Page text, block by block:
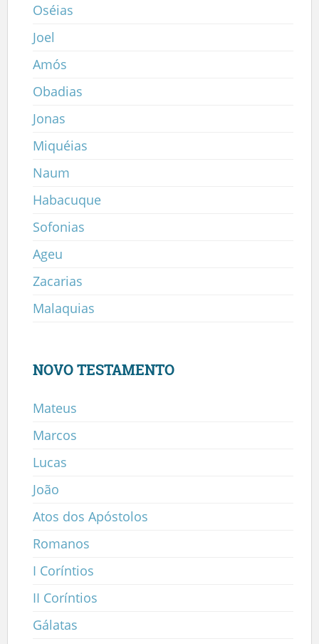
Oséias
Joel
Amós
Obadias
Jonas
Miquéias
Naum
Habacuque
Sofonias
Ageu
Zacarias
Malaquias
NOVO TESTAMENTO
Mateus
Marcos
Lucas
João
Atos dos Apóstolos
Romanos
I Coríntios
II Coríntios
Gálatas